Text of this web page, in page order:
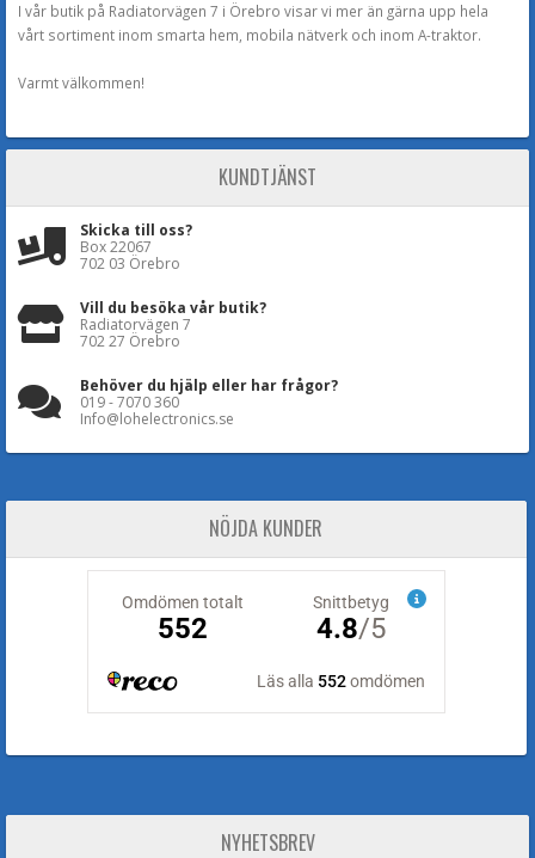
I vår butik på Radiatorvägen 7 i Örebro visar vi mer än gärna upp hela
vårt sortiment inom smarta hem, mobila nätverk och inom A-traktor.
Varmt välkommen!
KUNDTJÄNST
Skicka till oss?
Box 22067
702 03 Örebro
Vill du besöka vår butik?
Radiatorvägen 7
702 27 Örebro
Behöver du hjälp eller har frågor?
019 - 7070 360
Info@lohelectronics.se
NÖJDA KUNDER
NYHETSBREV